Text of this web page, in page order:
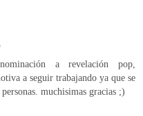
a revelación pop,
a seguir trabajando ya que se
muchisimas gracias ;)